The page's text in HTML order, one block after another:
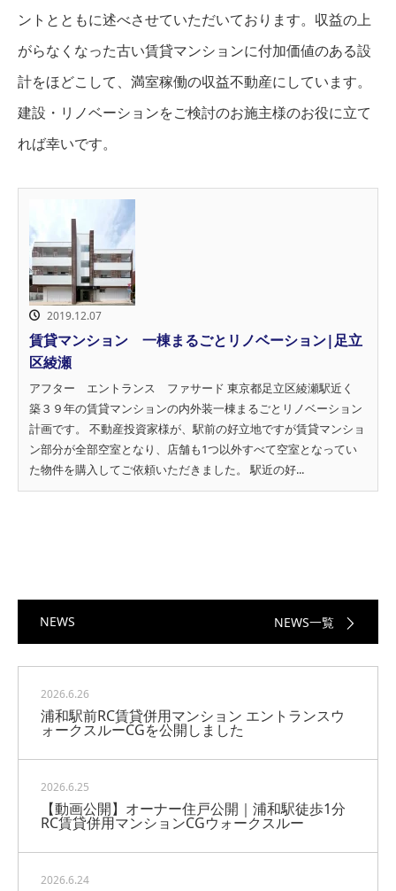
ントとともに述べさせていただいております。収益の上
がらなくなった古い賃貸マンションに付加価値のある設
計をほどこして、満室稼働の収益不動産にしています。
建設・リノベーションをご検討のお施主様のお役に立て
れば幸いです。
2019.12.07
賃貸マンション 一棟まるごとリノベーション|足立
区綾瀬
アフター エントランス ファサード 東京都足立区綾瀬駅近く
築３９年の賃貸マンションの内外装一棟まるごとリノベーション
計画です。 不動産投資家様が、駅前の好立地ですが賃貸マンショ
ン部分が全部空室となり、店舗も1つ以外すべて空室となってい
た物件を購入してご依頼いただきました。 駅近の好...
NEWS NEWS一覧
2026.6.26
浦和駅前RC賃貸併用マンション エントランスウ
ォークスルーCGを公開しました
2026.6.25
【動画公開】オーナー住戸公開｜浦和駅徒歩1分
RC賃貸併用マンションCGウォークスルー
2026.6.24